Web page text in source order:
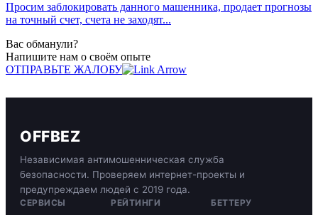
Просим заблокировать данного машенника, продает прогнозы
на точный счет, счета не заходят...
Вас обманули?
Напишите нам о своём опыте
ОТПРАВЬТЕ ЖАЛОБУ
OFFBEZ
Независимая антимошенническая служба
безопасности. Проверяем интернет-проекты и
предупреждаем людей с 2019 года.
СЕРВИСЫ РЕЙТИНГИ БЕТТЕРУ